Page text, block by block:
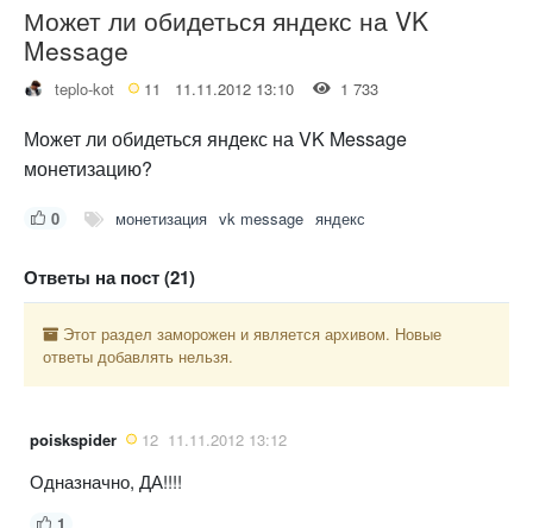
Может ли обидеться яндекс на VK
Message
teplo-kot 11 11.11.2012 13:10 1 733
Может ли обидеться яндекс на VK Message
монетизацию?
0 монетизация vk message яндекс
Ответы на пост (21)
Этот раздел заморожен и является архивом. Новые
ответы добавлять нельзя.
poiskspider 12 11.11.2012 13:12
Одназначно, ДА!!!!
1